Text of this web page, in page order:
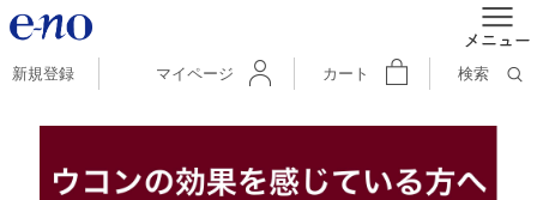
新規登録 マイページ カート 検索